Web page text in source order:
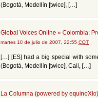
(Bogotá, Medellín [twice], […]
Global Voices Online » Colombia:
martes 10 de julio de 2007, 22:55 COT
[…] [ES] had a big special with
(Bogotá, Medellín [twice], Cali, […]
La Columna (powered by